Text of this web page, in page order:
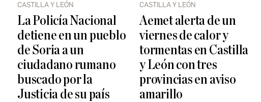
CASTILLA Y LEÓN
La Policía Nacional
detiene en un pueblo
de Soria a un
ciudadano rumano
buscado por la
Justicia de su país
CASTILLA Y LEÓN
Aemet alerta de un
viernes de calor y
tormentas en Castilla
y León con tres
provincias en aviso
amarillo